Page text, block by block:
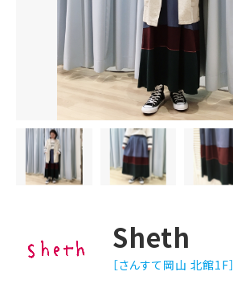
Sheth
［さんすて岡山 北館1F］